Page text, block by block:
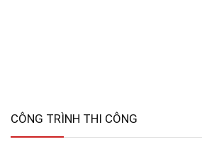
CÔNG TRÌNH THI CÔNG